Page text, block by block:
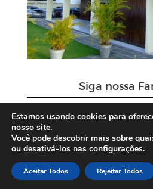
Siga nossa
Estamos usando cookies para
nosso site.
Você pode descobrir mais sobre
ou desativá-los nas configurações.
Aceitar Todos Rejeitar Todos